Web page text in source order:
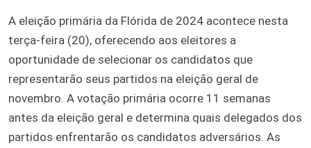
A eleição primária da Flórida de 2024 acontece nesta
terça-feira (20), oferecendo aos eleitores a
oportunidade de selecionar os candidatos que
representarão seus partidos na eleição geral de
novembro. A votação primária ocorre 11 semanas
antes da eleição geral e determina quais delegados dos
partidos enfrentarão os candidatos adversários. As